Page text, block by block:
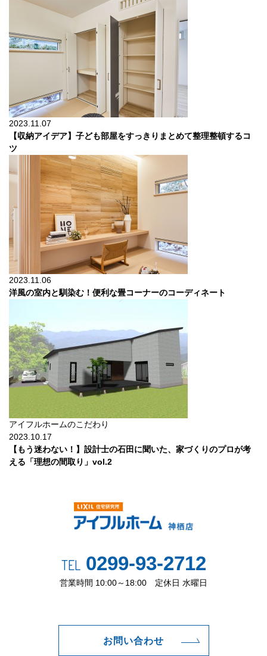
2023.11.07
【収納アイデア】子ども部屋をすっきりまとめて整理整頓するコ
ツ
2023.11.06
洋風の室内と馴染む！便利な畳コーナーのコーディネート
アイフルホームのこだわり
2023.10.17
【もう迷わない！】設計士の石田に聞いた、家づくりのプロが考
える「理想の間取り」vol.2
TEL0299-93-2712
営業時間 10:00～18:00 定休日 水曜日
お問い合わせ